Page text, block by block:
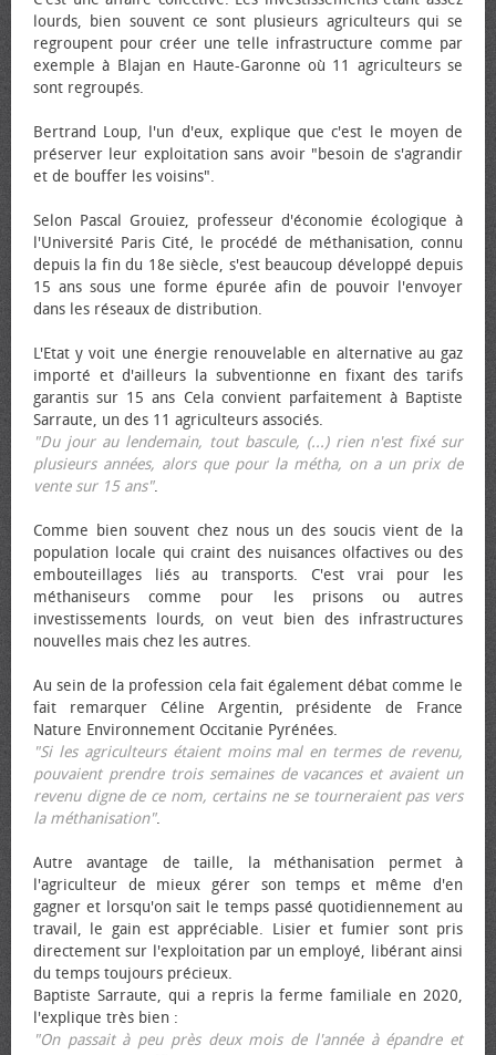
lourds, bien souvent ce sont plusieurs agriculteurs qui se
regroupent pour créer une telle infrastructure comme par
exemple à Blajan en Haute-Garonne où 11 agriculteurs se
sont regroupés.
Bertrand Loup, l'un d'eux, explique que c'est le moyen de
préserver leur exploitation sans avoir "besoin de s'agrandir
et de bouffer les voisins".
Selon Pascal Grouiez, professeur d'économie écologique à
l'Université Paris Cité, le procédé de méthanisation, connu
depuis la fin du 18e siècle, s'est beaucoup développé depuis
15 ans sous une forme épurée afin de pouvoir l'envoyer
dans les réseaux de distribution.
L'Etat y voit une énergie renouvelable en alternative au gaz
importé et d'ailleurs la subventionne en fixant des tarifs
garantis sur 15 ans Cela convient parfaitement à Baptiste
Sarraute, un des 11 agriculteurs associés.
"Du jour au lendemain, tout bascule, (...) rien n'est fixé sur
plusieurs années, alors que pour la métha, on a un prix de
vente sur 15 ans".
Comme bien souvent chez nous un des soucis vient de la
population locale qui craint des nuisances olfactives ou des
embouteillages liés au transports. C'est vrai pour les
méthaniseurs comme pour les prisons ou autres
investissements lourds, on veut bien des infrastructures
nouvelles mais chez les autres.
Au sein de la profession cela fait également débat comme le
fait remarquer Céline Argentin, présidente de France
Nature Environnement Occitanie Pyrénées.
"Si les agriculteurs étaient moins mal en termes de revenu,
pouvaient prendre trois semaines de vacances et avaient un
revenu digne de ce nom, certains ne se tourneraient pas vers
la méthanisation".
Autre avantage de taille, la méthanisation permet à
l'agriculteur de mieux gérer son temps et même d'en
gagner et lorsqu'on sait le temps passé quotidiennement au
travail, le gain est appréciable. Lisier et fumier sont pris
directement sur l'exploitation par un employé, libérant ainsi
du temps toujours précieux.
Baptiste Sarraute, qui a repris la ferme familiale en 2020,
l'explique très bien :
"On passait à peu près deux mois de l'année à épandre et